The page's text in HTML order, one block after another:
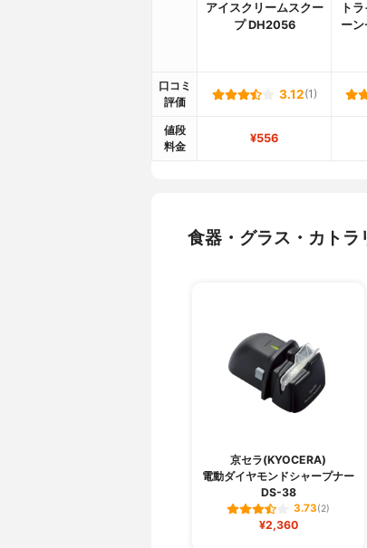
アイスクリームスクー
プ DH2056
ト
ー
口コミ
評価
3.12(1)
値段
料金
¥556
食器・グラス・カトラ
京セラ(KYOCERA)
電動ダイヤモンドシャープナー
DS-38
3.73(2)
¥2,360